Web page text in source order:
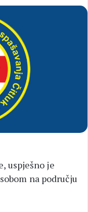
uspješno je
na području